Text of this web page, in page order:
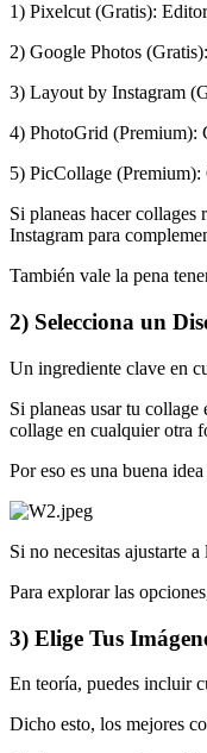
1) Pixelcut (Gratis):
2) Google Photos
3) Layout by Instagram
4) PhotoGrid (Premium):
5) PicCollage (Premium):
Si planeas hacer
Instagram para
También vale la pena
2) Selecciona un
Un ingrediente clave en
Si planeas usar tu collage
collage en cualquier otra
Por eso es una buena
Si no necesitas ajustarte
Para explorar las
3) Elige Tus
En teoría, puedes incluir
Dicho esto, los mejores